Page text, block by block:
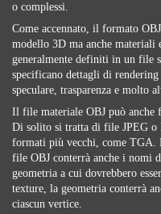
o complessi.
Come accennato, il formato
modello 3D ma anche materiali
generalmente definiti in un file
specificano dettagli di
speculare, trasparenza e molto
Il file materiale OBJ può
Di solito si tratta di file JPEG o
formati più vecchi, come
file OBJ conterrà anche i nomi
geometria a cui dovrebbero
texture, la geometria conterrà
ciascun vertice.